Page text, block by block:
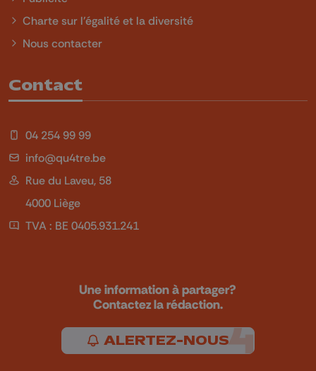
Charte sur l'égalité et la diversité
Nous contacter
Contact
04 254 99 99
info@qu4tre.be
Rue du Laveu, 58
4000 Liège
TVA : BE 0405.931.241
Une information à partager?
Contactez la rédaction.
ALERTEZ-NOUS